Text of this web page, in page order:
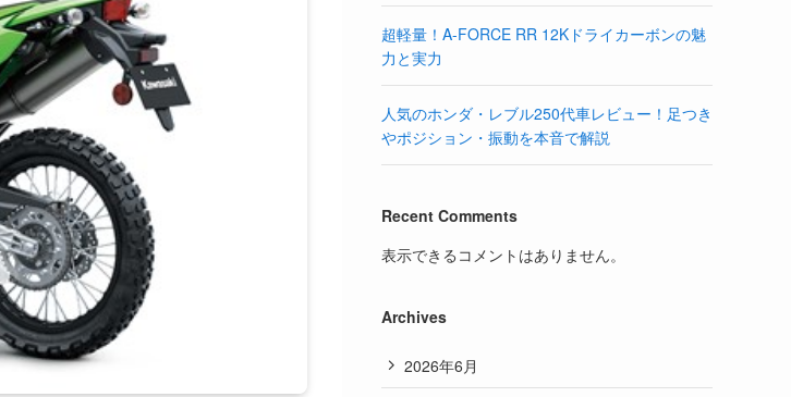
超軽量！A-FORCE RR 12Kドライカーボンの魅
力と実力
人気のホンダ・レブル250代車レビュー！足つき
やポジション・振動を本音で解説
Recent Comments
表示できるコメントはありません。
Archives
2026年6月